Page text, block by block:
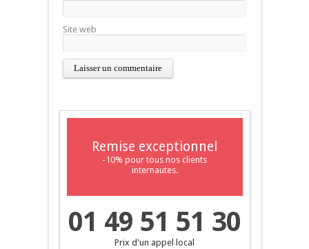
Site web
Remise exceptionnel
-10% pour tous nos clients
internautes.
01 49 51 51 30
Prix d'un appel local